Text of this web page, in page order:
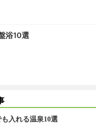
浴10選
も入れる温泉10選